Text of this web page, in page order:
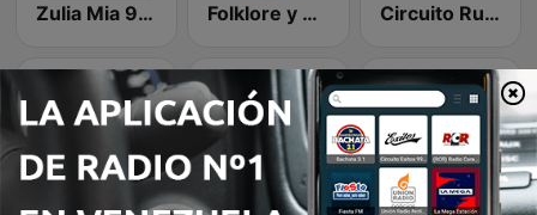
Zulia Mia 91.3 FM Folklore y Talanquera Circuito Rumba - Barquisimeto